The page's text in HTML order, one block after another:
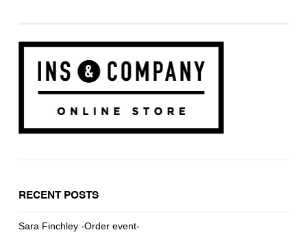
RECENT POSTS
Sara Finchley -Order event-